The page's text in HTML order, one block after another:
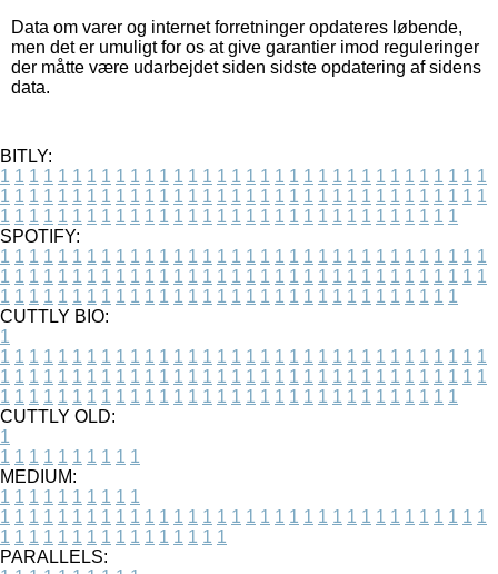
Data om varer og internet forretninger opdateres løbende,
men det er umuligt for os at give garantier imod reguleringer
der måtte være udarbejdet siden sidste opdatering af sidens
data.
BITLY:
1 1 1 1 1 1 1 1 1 1 1 1 1 1 1 1 1 1 1 1 1 1 1 1 1 1 1 1 1 1 1 1 1 1
1 1 1 1 1 1 1 1 1 1 1 1 1 1 1 1 1 1 1 1 1 1 1 1 1 1 1 1 1 1 1 1 1 1
1 1 1 1 1 1 1 1 1 1 1 1 1 1 1 1 1 1 1 1 1 1 1 1 1 1 1 1 1 1 1 1
SPOTIFY:
1 1 1 1 1 1 1 1 1 1 1 1 1 1 1 1 1 1 1 1 1 1 1 1 1 1 1 1 1 1 1 1 1 1
1 1 1 1 1 1 1 1 1 1 1 1 1 1 1 1 1 1 1 1 1 1 1 1 1 1 1 1 1 1 1 1 1 1
1 1 1 1 1 1 1 1 1 1 1 1 1 1 1 1 1 1 1 1 1 1 1 1 1 1 1 1 1 1 1 1
CUTTLY BIO:
1
1 1 1 1 1 1 1 1 1 1 1 1 1 1 1 1 1 1 1 1 1 1 1 1 1 1 1 1 1 1 1 1 1 1
1 1 1 1 1 1 1 1 1 1 1 1 1 1 1 1 1 1 1 1 1 1 1 1 1 1 1 1 1 1 1 1 1 1
1 1 1 1 1 1 1 1 1 1 1 1 1 1 1 1 1 1 1 1 1 1 1 1 1 1 1 1 1 1 1 1
CUTTLY OLD:
1
1 1 1 1 1 1 1 1 1 1
MEDIUM:
1 1 1 1 1 1 1 1 1 1
1 1 1 1 1 1 1 1 1 1 1 1 1 1 1 1 1 1 1 1 1 1 1 1 1 1 1 1 1 1 1 1 1 1
1 1 1 1 1 1 1 1 1 1 1 1 1 1 1 1
PARALLELS: